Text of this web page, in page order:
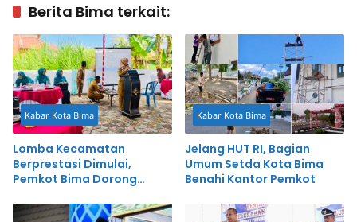
Berita Bima terkait:
Kabar Kota Bima
Lomba Kecamatan
Berprestasi Dimulai,
Pemkot Bima Dorong
Cepat
Kabar Kota Bima
Jelang HUT RI, Bagian
Umum Setda Kota Bima
Benahi Kantor Pemkot